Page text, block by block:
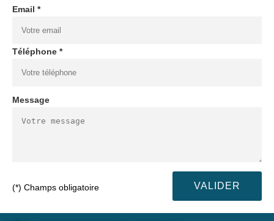
Email *
Téléphone *
Message
(*) Champs obligatoire